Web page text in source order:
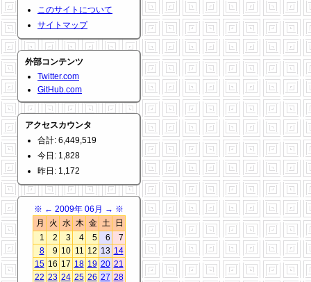
このサイトについて
サイトマップ
外部コンテンツ
Twitter.com
GitHub.com
アクセスカウンタ
合計: 6,449,519
今日: 1,828
昨日: 1,172
※ ← 2009年 06月 → ※
月
火 水 木 金 土
日
1
2 3 4 5 6
7
8
9 10 11 12 13 14
15 16 17 18 19 20 21
22 23 24 25 26 27 28